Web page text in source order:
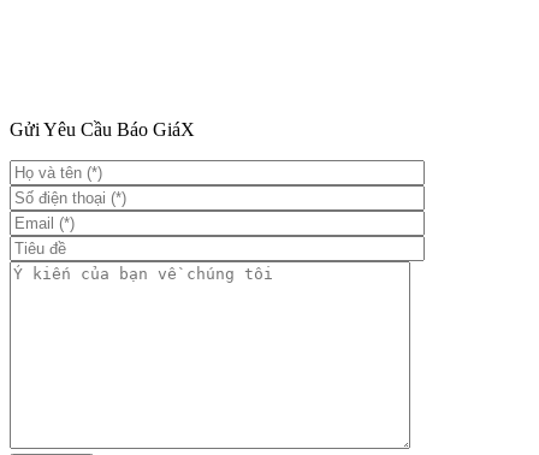
Gửi Yêu Cầu Báo GiáX